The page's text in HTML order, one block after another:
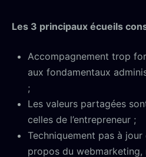
Les 3 principaux écueils
Accompagnement trop
aux fondamentaux
;
Les valeurs partagées
celles de l’entrepreneur ;
Techniquement pas à
propos du webmarketing,